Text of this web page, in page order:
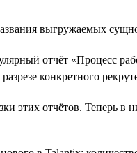
выгружаемых
отчёт «Процесс
конкретного
этих отчётов. Теперь